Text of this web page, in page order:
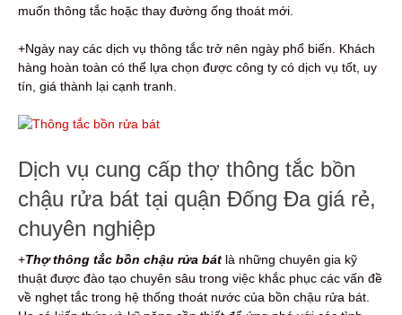
muốn thông tắc hoặc thay đường ống thoát mới.
+Ngày nay các dịch vụ thông tắc trở nên ngày phổ biến. Khách
hàng hoàn toàn có thể lựa chọn được công ty có dịch vụ tốt, uy
tín, giá thành lại cạnh tranh.
Dịch vụ cung cấp thợ thông tắc bồn
chậu rửa bát tại quận Đống Đa giá rẻ,
chuyên nghiệp
+Thợ thông tắc bồn chậu rửa bát là những chuyên gia kỹ
thuật được đào tạo chuyên sâu trong việc khắc phục các vấn đề
về nghẹt tắc trong hệ thống thoát nước của bồn chậu rửa bát.